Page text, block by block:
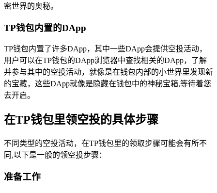
密世界的奥秘。
TP钱包内置的DApp
TP钱包内置了许多DApp，其中一些DApp会提供空投活动，
用户可以在TP钱包的DApp浏览器中查找相关的DApp，了解
并参与其中的空投活动，就像是在钱包内部的小世界里发现新
的宝藏，这些DApp就像是隐藏在钱包中的神秘宝箱,等待着您
去开启。
在TP钱包里领空投的具体步骤
不同类型的空投活动，在TP钱包里的领取步骤可能会有所不
同,以下是一般的领空投步骤：
准备工作